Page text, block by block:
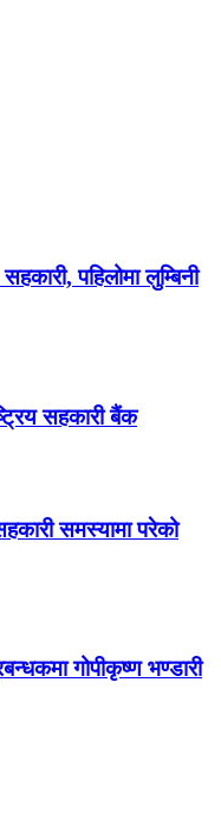
पहिलोमा लुम्बिनी
सहकारी बैंक
समस्यामा परेको
गोपीकृष्ण भण्डारी